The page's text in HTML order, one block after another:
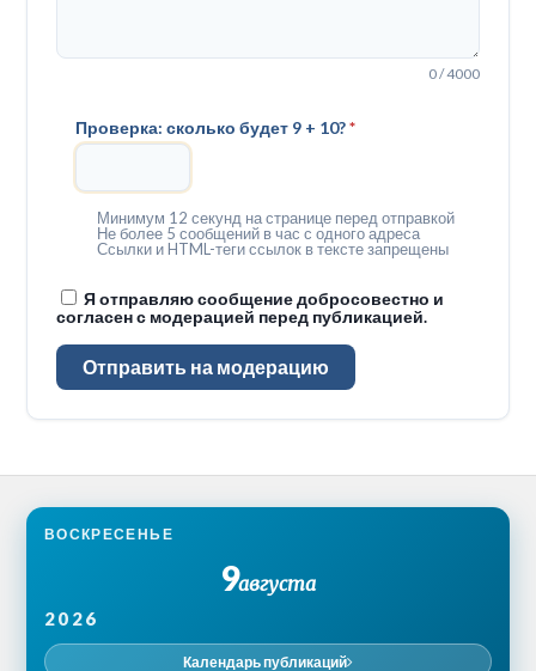
0 / 4000
Проверка: сколько будет 9 + 10?*
Минимум 12 секунд на странице перед отправкой
Не более 5 сообщений в час с одного адреса
Ссылки и HTML-теги ссылок в тексте запрещены
Я отправляю сообщение добросовестно и
согласен с модерацией перед публикацией.
Отправить на модерацию
ВОСКРЕСЕНЬЕ
9августа
2026
Календарь публикаций